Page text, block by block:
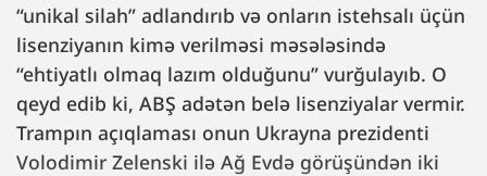
“unikal silah” adlandırıb və onların istehsalı üçün
lisenziyanın kimə verilməsi məsələsində
“ehtiyatlı olmaq lazım olduğunu” vurğulayıb. O
qeyd edib ki, ABŞ adətən belə lisenziyalar vermir.
Trampın açıqlaması onun Ukrayna prezidenti
Volodimir Zelenski ilə Ağ Evdə görüşündən iki